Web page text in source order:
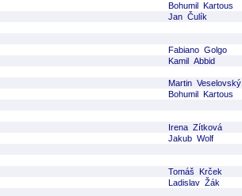
Bohumil Kartous
Jan Čulík
Fabiano Golgo
Kamil Abbid
Martin Veselovský
Bohumil Kartous
Irena Zítková
Jakub Wolf
Tomáš Krček
Ladislav Žák